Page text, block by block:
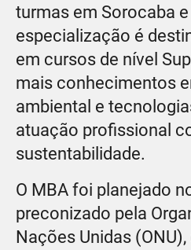
turmas em Sorocaba
especialização é
em cursos de nível
mais conhecimentos
ambiental e
atuação profissional
sustentabilidade.
O MBA foi planejado
preconizado pela
Nações Unidas (ONU),